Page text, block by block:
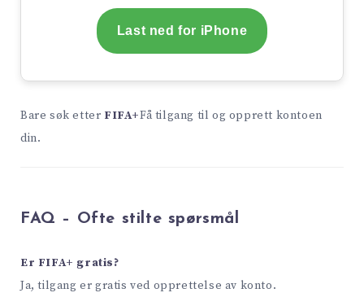
Last ned for iPhone
Bare søk etter FIFA+Få tilgang til og opprett kontoen
din.
FAQ – Ofte stilte spørsmål
Er FIFA+ gratis?
Ja, tilgang er gratis ved opprettelse av konto.